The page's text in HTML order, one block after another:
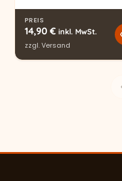
PREIS
14,90 € inkl. MwSt.
zzgl.Versand